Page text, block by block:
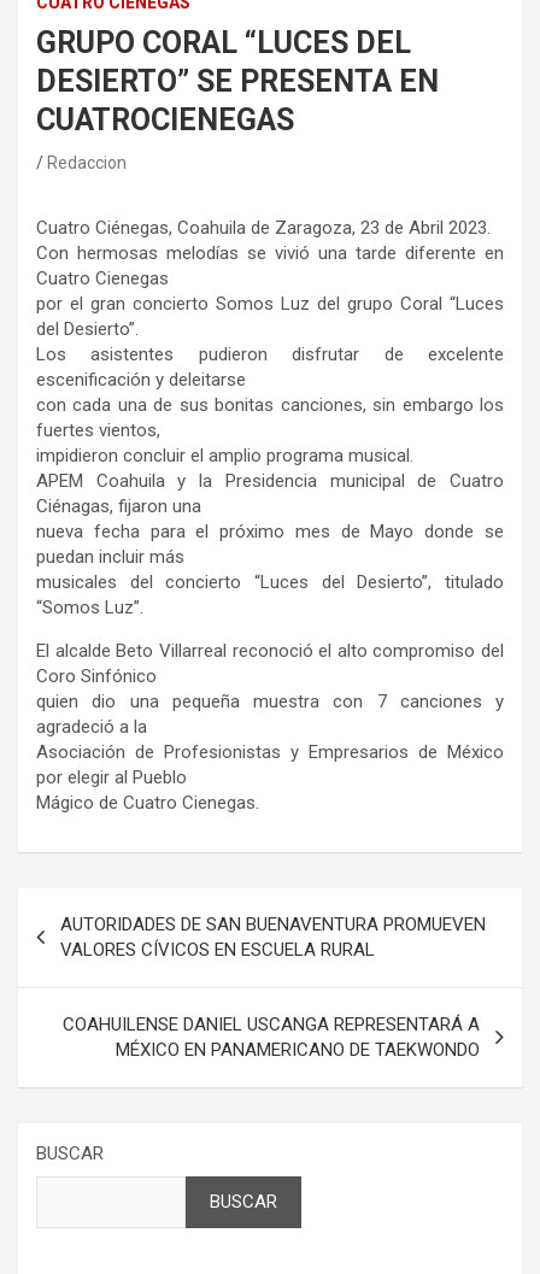
GRUPO CORAL “LUCES DEL
DESIERTO” SE PRESENTA EN
CUATROCIENEGAS
Redaccion
Cuatro Ciénegas, Coahuila de Zaragoza, 23 de Abril 2023.
Con hermosas melodías se vivió una tarde diferente en
Cuatro Cienegas
por el gran concierto Somos Luz del grupo Coral “Luces
del Desierto”.
Los asistentes pudieron disfrutar de excelente
escenificación y deleitarse
con cada una de sus bonitas canciones, sin embargo los
fuertes vientos,
impidieron concluir el amplio programa musical.
APEM Coahuila y la Presidencia municipal de Cuatro
Ciénagas, fijaron una
nueva fecha para el próximo mes de Mayo donde se
puedan incluir más
musicales del concierto “Luces del Desierto”, titulado
“Somos Luz”.
El alcalde Beto Villarreal reconoció el alto compromiso del
Coro Sinfónico
quien dio una pequeña muestra con 7 canciones y
agradeció a la
Asociación de Profesionistas y Empresarios de México
por elegir al Pueblo
Mágico de Cuatro Cienegas.
de
entradas
AUTORIDADES DE SAN BUENAVENTURA PROMUEVEN
VALORES CÍVICOS EN ESCUELA RURAL
COAHUILENSE DANIEL USCANGA REPRESENTARÁ A
MÉXICO EN PANAMERICANO DE TAEKWONDO
BUSCAR
BUSCAR